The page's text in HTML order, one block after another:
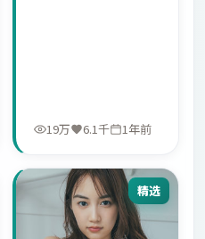
19万 6.1千 1年前
精选